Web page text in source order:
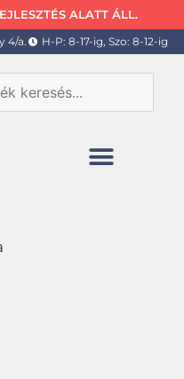
ALATT ÁLL.
4/a. H-P: 8-17-ig, Szo: 8-12-ig